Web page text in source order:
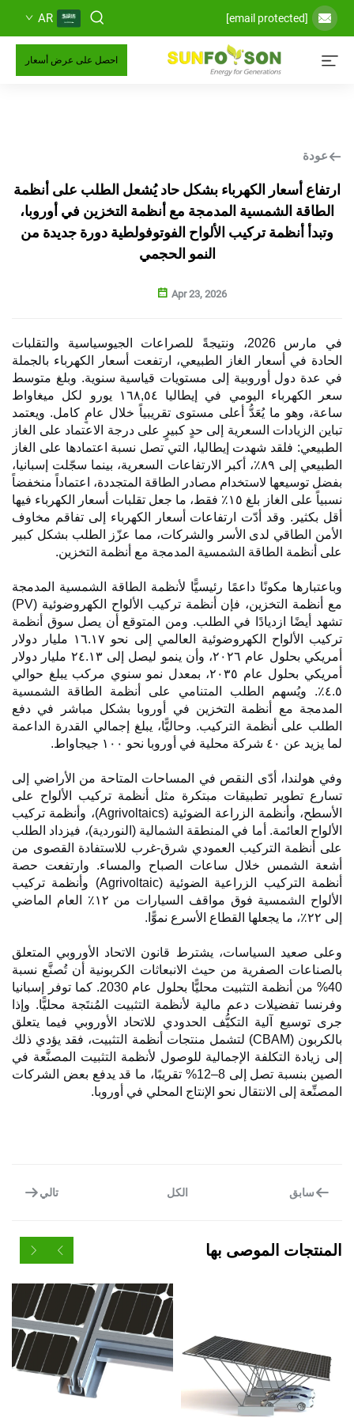
AR
احصل على عرض أسعار
الكهرباء بشكل حاد يُشعل الطلب على أنظمة
الشمسية المدمجة مع أنظمة التخزين في أوروبا،
تركيب الألواح الفوتوفولطية دورة جديدة من
النمو الحجمي
Apr 23, 2026
في مارس 2026، ونتيجةً للصراعات الجيوسياسية والتقلبات
أسعار الغاز الطبيعي، ارتفعت أسعار الكهرباء بالجملة
أوروبية إلى مستويات قياسية سنوية. وبلغ متوسط
سعر الكهرباء اليومي في إيطاليا ١٦٨,٥٤ يورو لكل ميغاواط
ما يُعَدُّ أعلى مستوى تقريبياً خلال عامٍ كامل. ويعتمد
السعرية إلى حدٍ كبيرٍ على درجة الاعتماد على الغاز
شهدت إيطاليا، التي تصل نسبة اعتمادها على الغاز
الطبيعي إلى ٨٩٪، أكبر الارتفاعات السعرية، بينما سجّلت إسبانيا،
لاستخدام مصادر الطاقة المتجددة، اعتماداً منخفضاً
نسبياً على الغاز بلغ ١٥٪ فقط، ما جعل تقلبات أسعار الكهرباء فيها
وقد أدّت ارتفاعات أسعار الكهرباء إلى تفاقم مخاوف
لدى الأسر والشركات، مما عزّز الطلب بشكل كبير
الطاقة الشمسية المدمجة مع أنظمة التخزين.
مكونًا داعمًا رئيسيًّا لأنظمة الطاقة الشمسية المدمجة
مع أنظمة التخزين، فإن أنظمة تركيب الألواح الكهروضوئية (PV)
ازديادًا في الطلب. ومن المتوقع أن يصل سوق أنظمة
تركيب الألواح الكهروضوئية العالمي إلى نحو ١٦.١٧ مليار دولار
أمريكي بحلول عام ٢٠٢٦، وأن ينمو ليصل إلى ٢٤.١٣ مليار دولار
أمريكي بحلول عام ٢٠٣٥، بمعدل نمو سنوي مركب يبلغ حوالي
الطلب المتنامي على أنظمة الطاقة الشمسية
مع أنظمة التخزين في أوروبا بشكل مباشر في دفع
أنظمة التركيب. وحاليًّا، يبلغ إجمالي القدرة الداعمة
جيجاواط.
أدّى النقص في المساحات المتاحة من الأراضي إلى
تطبيقات مبتكرة مثل أنظمة تركيب الألواح على
الأسطح، وأنظمة الزراعة الضوئية (Agrivoltaics)، وأنظمة تركيب
أما في المنطقة الشمالية (النوردية)، فيزداد الطلب
التركيب العمودي شرق-غرب للاستفادة القصوى من
خلال ساعات الصباح والمساء. وارتفعت حصة
أنظمة التركيب الزراعية الضوئية (Agrivoltaic) وأنظمة تركيب
الألواح الشمسية فوق مواقف السيارات من ١٢٪ العام الماضي
السياسات، يشترط قانون الاتحاد الأوروبي المتعلق
الصفرية من حيث الانبعاثات الكربونية أن تُصنَّع نسبة
40% من أنظمة التثبيت محليًّا بحلول عام 2030. كما توفر إسبانيا
دعم مالية لأنظمة التثبيت المُنتَجة محليًّا. وإذا
آلية التكيُّف الحدودي للاتحاد الأوروبي فيما يتعلق
بالكربون (CBAM) لتشمل منتجات أنظمة التثبيت، فقد يؤدي ذلك
التكلفة الإجمالية للوصول لأنظمة التثبيت المصنَّعة في
الصين بنسبة تصل إلى 8–12% تقريبًا، ما قد يدفع بعض الشركات
الانتقال نحو الإنتاج المحلي في أوروبا.
الموصى بها